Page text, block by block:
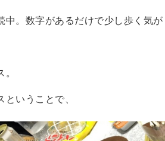
中。数字があるだけで少し歩く気
いうことで、